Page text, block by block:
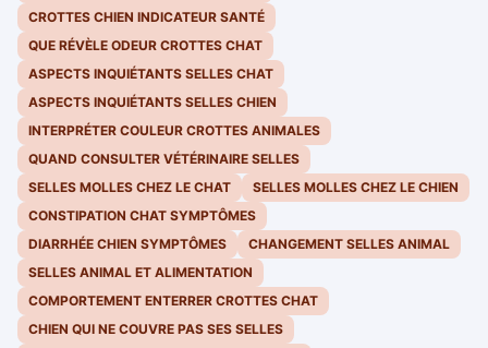
CROTTES CHIEN INDICATEUR SANTÉ
QUE RÉVÈLE ODEUR CROTTES CHAT
ASPECTS INQUIÉTANTS SELLES CHAT
ASPECTS INQUIÉTANTS SELLES CHIEN
INTERPRÉTER COULEUR CROTTES ANIMALES
QUAND CONSULTER VÉTÉRINAIRE SELLES
SELLES MOLLES CHEZ LE CHAT
SELLES MOLLES CHEZ LE CHIEN
CONSTIPATION CHAT SYMPTÔMES
DIARRHÉE CHIEN SYMPTÔMES
CHANGEMENT SELLES ANIMAL
SELLES ANIMAL ET ALIMENTATION
COMPORTEMENT ENTERRER CROTTES CHAT
CHIEN QUI NE COUVRE PAS SES SELLES